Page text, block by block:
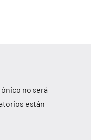
no será
están